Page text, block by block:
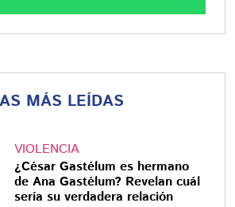
MÁS LEÍDAS
VIOLENCIA
¿César Gastélum es hermano
de Ana Gastélum? Revelan cuál
sería su verdadera relación